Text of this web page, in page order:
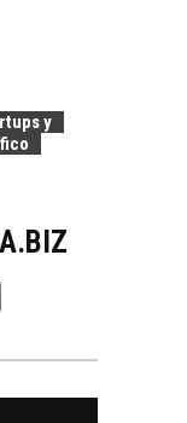
y